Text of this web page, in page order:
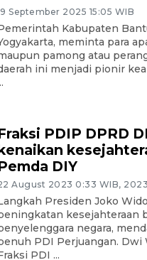
September 2025 15:05 WIB
Kabupaten
meminta para
pamong atau
ini menjadi pionir
PDIP DPRD
DIY
August 2023 0:33 WIB, 2023
Presiden Joko
kesejahteraan
negara,
PDI Perjuangan. Dwi
PDI ...
Pameran
seniman
03 August 2026